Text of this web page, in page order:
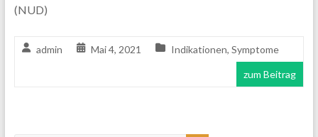
(NUD)
admin Mai 4, 2021 Indikationen, Symptome
zum Beitrag